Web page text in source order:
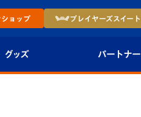
ショップ プレイヤーズスイート
グッズ パートナー